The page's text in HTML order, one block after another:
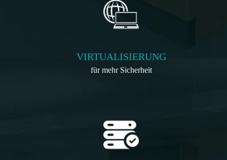
VIRTUALISIERUNG
für mehr Sicherheit